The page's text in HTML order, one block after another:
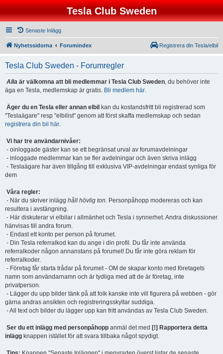
Tesla Club Sweden
Senaste Inlägg
Nyhetssidorna Forumindex Registrera din Tesla/elbil
Tesla Club Sweden - Forumregler
Alla är välkomna att bli medlemmar i Tesla Club Sweden, du behöver inte
äga en Tesla, medlemskap är gratis. Bli medlem här.
Äger du en Tesla eller annan elbil kan du kostandsfritt bli registrerad som
"Teslaägare" resp "elbilist" genom att först skaffa medlemskap och sedan
registrera din bil här.
Vi har tre användarnivåer:
- oinloggade gäster kan se ett begränsat urval av forumavdelningar
- inloggade medlemmar kan se fler avdelningar och även skriva inlägg
- Teslaägare har även tillgång till exklusiva VIP-avdelningar endast synliga för
dem
Våra regler:
- När du skriver inlägg håll hövlig ton. Personpåhopp modereras och kan
resultera i avstängning.
- Här diskuterar vi elbilar i allmänhet och Tesla i synnerhet. Andra diskussioner
hänvisas till andra forum.
- Endast ett konto per person på forumet.
- Din Tesla referralkod kan du ange i din profil. Du får inte använda
referralkoder någon annanstans på forumet! Du får inte göra reklam för
referralkoder.
- Företag får starta trådar på forumet - OM de skapar konto med företagets
namn som användarnamn och är tydliga med att de är företag, inte
privatperson.
- Lägger du upp bilder tänk på att folk kanske inte vill figurera på webben - gör
gärna andras ansikten och registreringsskyltar suddiga.
- All text och bilder du lägger upp kan fritt användas av Tesla Club Sweden.
Ser du ett inlägg med personpåhopp anmäl det med [!] Rapportera detta
inlägg knappen istället för att svara tillbaka något spydigt.